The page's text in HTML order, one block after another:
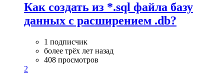
Как создать из *.sql файла базу
данных c расширением .db?
1 подписчик
более трёх лет назад
408 просмотров
2